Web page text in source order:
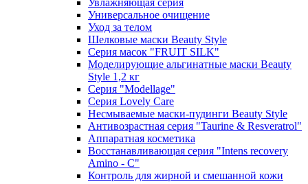
Увлажняющая серия
Универсальное очищение
Уход за телом
Шелковые маски Beauty Style
Серия масок "FRUIT SILK"
Моделирующие альгинатные маски Beauty
Style 1,2 кг
Серия "Modellage"
Cерия Lovely Care
Несмываемые маски-пудинги Beauty Style
Антивозрастная серия "Taurine & Resveratrol"
Аппаратная косметика
Восстанавливающая серия "Intens recovery
Amino - C"
Контроль для жирной и смешанной кожи